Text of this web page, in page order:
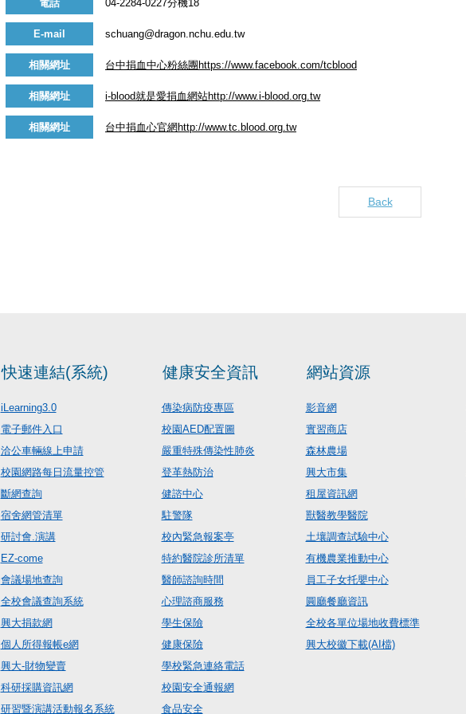
電話 04-2284-0227分機18
E-mail schuang@dragon.nchu.edu.tw
相關網址 台中捐血中心粉絲團https://www.facebook.com/tcblood
相關網址 i-blood就是愛捐血網站http://www.i-blood.org.tw
相關網址 台中捐血心官網http://www.tc.blood.org.tw
Back
快速連結(系統)
iLearning3.0
電子郵件入口
洽公車輛線上申請
校園網路每日流量控管
斷網查詢
宿舍網管清單
研討會.演講
EZ-come
會議場地查詢
全校會議查詢系統
興大捐款網
個人所得報帳e網
興大-財物變賣
科研採購資訊網
研習暨演講活動報名系統
健康安全資訊
傳染病防疫專區
校園AED配置圖
嚴重特殊傳染性肺炎
登革熱防治
健諮中心
駐警隊
校內緊急報案亭
特約醫院診所清單
醫師諮詢時間
心理諮商服務
學生保險
健康保險
學校緊急連絡電話
校園安全通報網
食品安全
網站資源
影音網
實習商店
森林農場
興大市集
租屋資訊網
獸醫教學醫院
土壤調查試驗中心
有機農業推動中心
員工子女托嬰中心
圓廳餐廳資訊
全校各單位場地收費標準
興大校徽下載(AI檔)